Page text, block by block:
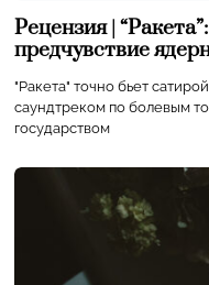
Рецензия |
предчувствие
"Ракета" точно бьет
саундтреком по болевым
государством